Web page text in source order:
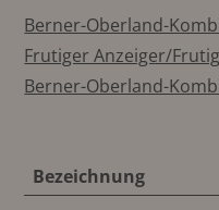
Berner-Oberland-
Frutiger Anzeiger/
Berner-Oberland-
Bezeichnung